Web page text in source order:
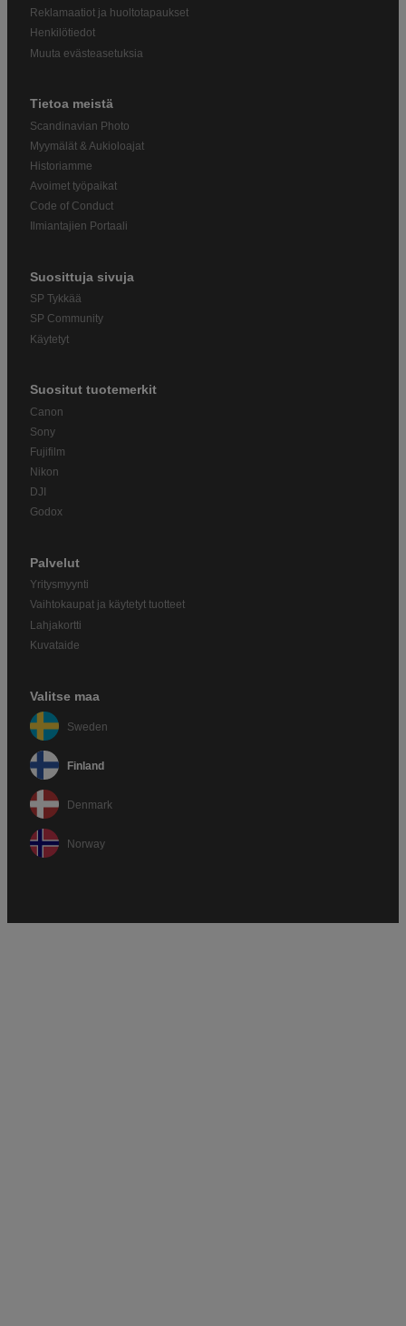
Reklamaatiot ja huoltotapaukset
Henkilötiedot
Muuta evästeasetuksia
Tietoa meistä
Scandinavian Photo
Myymälät & Aukioloajat
Historiamme
Avoimet työpaikat
Code of Conduct
Ilmiantajien Portaali
Suosittuja sivuja
SP Tykkää
SP Community
Käytetyt
Suositut tuotemerkit
Canon
Sony
Fujifilm
Nikon
DJI
Godox
Palvelut
Yritysmyynti
Vaihtokaupat ja käytetyt tuotteet
Lahjakortti
Kuvataide
Valitse maa
Sweden
Finland
Denmark
Norway